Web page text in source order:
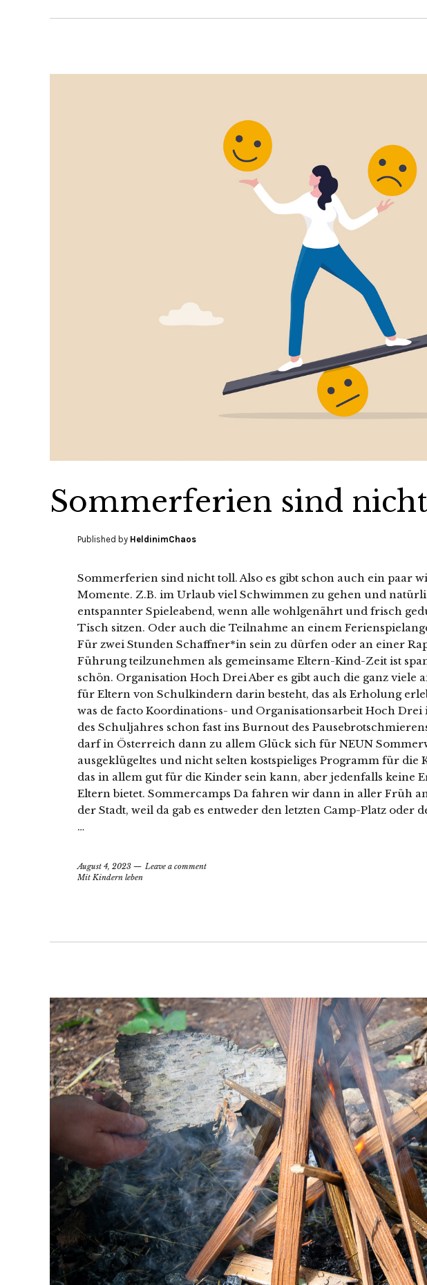
Sommerferien sind
Published by HeldinimChaos
Sommerferien sind nicht toll. Also es gibt schon auch ein paar
Momente. Z.B. im Urlaub viel Schwimmen zu gehen und
entspannter Spieleabend, wenn alle wohlgenährt und frisch
Tisch sitzen. Oder auch die Teilnahme an einem
Für zwei Stunden Schaffner*in sein zu dürfen oder an einer
Führung teilzunehmen als gemeinsame Eltern-Kind-Zeit ist
schön. Organisation Hoch Drei Aber es gibt auch die ganz viele
für Eltern von Schulkindern darin besteht, das als Erholung
was de facto Koordinations- und Organisationsarbeit Hoch Drei
des Schuljahres schon fast ins Burnout des
darf in Österreich dann zu allem Glück sich für NEUN
ausgeklügeltes und nicht selten kostspieliges Programm für die
das in allem gut für die Kinder sein kann, aber jedenfalls keine
Eltern bietet. Sommercamps Da fahren wir dann in aller Früh
der Stadt, weil da gab es entweder den letzten Camp-Platz oder
…
August 4, 2023
Leave a comment
Mit Kindern leben